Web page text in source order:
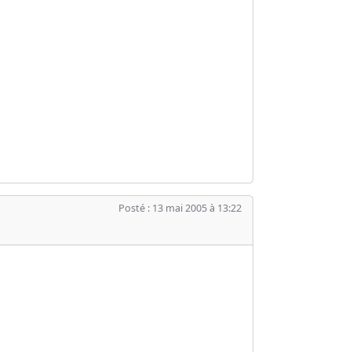
Posté : 13 mai 2005 à 13:22